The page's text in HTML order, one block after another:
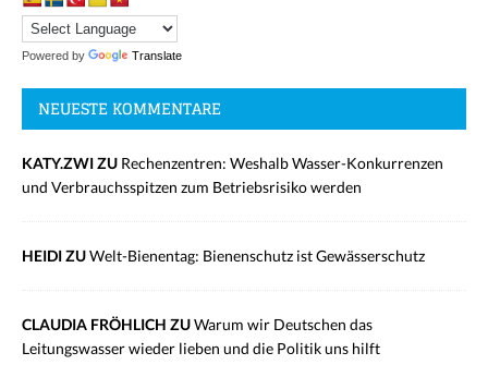
Powered by Translate
NEUESTE KOMMENTARE
KATY.ZWI ZU Rechenzentren: Weshalb Wasser-Konkurrenzen
und Verbrauchsspitzen zum Betriebsrisiko werden
HEIDI ZUWelt-Bienentag: Bienenschutz ist Gewässerschutz
CLAUDIA FRÖHLICH ZUWarum wir Deutschen das
Leitungswasser wieder lieben und die Politik uns hilft